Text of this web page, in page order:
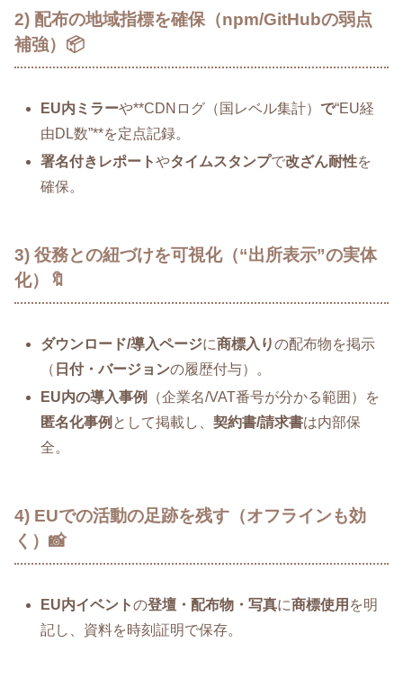
2) 配布の地域指標を確保（npm/GitHubの弱点
補強）📦
EU内ミラーや**CDNログ（国レベル集計）で“EU経
由DL数”**を定点記録。
署名付きレポートやタイムスタンプで改ざん耐性を
確保。
3) 役務との紐づけを可視化（“出所表示”の実体
化）🔖
ダウンロード/導入ページに商標入りの配布物を掲示
（ 日付・バージョンの履歴付与）。
EU内の導入事例
（企業名/VAT番号が分かる範囲）を
匿名化事例 として掲載し、契約書/請求書は内部保
全。
4) EUでの活動の足跡を残す（オフラインも効
く）📸
EU内イベントの登壇・配布物・写真に商標使用 を明
記し、資料を時刻証明で保存。